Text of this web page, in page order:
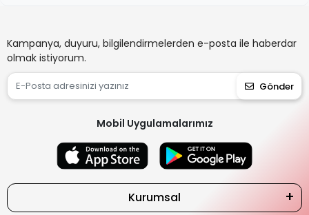
Kampanya, duyuru, bilgilendirmelerden e-posta ile haberdar
olmak istiyorum.
Gönder
Mobil Uygulamalarımız
Kurumsal